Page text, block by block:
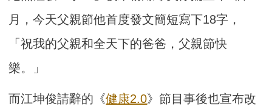
月，今天父親節他首度發文簡短寫下18字，
「祝我的父親和全天下的爸爸，父親節快
樂。」
而江坤俊請辭的《健康2.0》節目事後也宣布改